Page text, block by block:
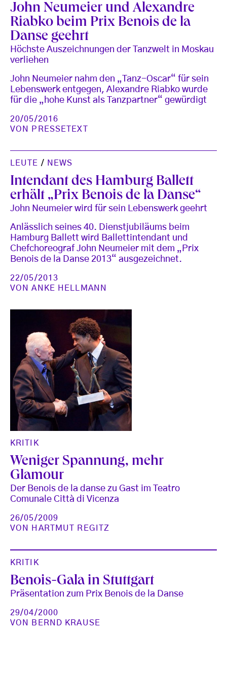
John Neumeier und Alexandre
Riabko beim Prix Benois de la
Danse geehrt
Höchste Auszeichnungen der Tanzwelt in Moskau
verliehen
John Neumeier nahm den „Tanz-Oscar“ für sein
Lebenswerk entgegen, Alexandre Riabko wurde
für die „hohe Kunst als Tanzpartner“ gewürdigt
20/05/2016
VON
PRESSETEXT
LEUTE / NEWS
Intendant des Hamburg Ballett
erhält „Prix Benois de la Danse“
John Neumeier wird für sein Lebenswerk geehrt
Anlässlich seines 40. Dienstjubiläums beim
Hamburg Ballett wird Ballettintendant und
Chefchoreograf John Neumeier mit dem „Prix
Benois de la Danse 2013“ ausgezeichnet.
22/05/2013
VONANKE HELLMANN
KRITIK
Weniger Spannung, mehr
Glamour
Der Benois de la danse zu Gast im Teatro
Comunale Città di Vicenza
26/05/2009
VON
HARTMUT REGITZ
KRITIK
Benois-Gala in Stuttgart
Präsentation zum Prix Benois de la Danse
29/04/2000
VON
BERND KRAUSE